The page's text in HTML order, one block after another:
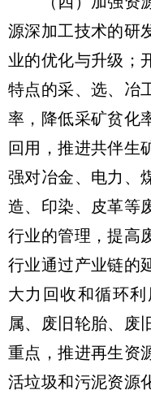
源深加工技术的研
业的优化与升级；
特点的采、选、冶
率，降低采矿贫化
回用，推进共伴生
强对冶金、电力、
造、印染、皮革等
行业的管理，提高
行业通过产业链的
大力回收和循环
属、废旧轮胎、废
重点，推进再生资
活垃圾和污泥资源